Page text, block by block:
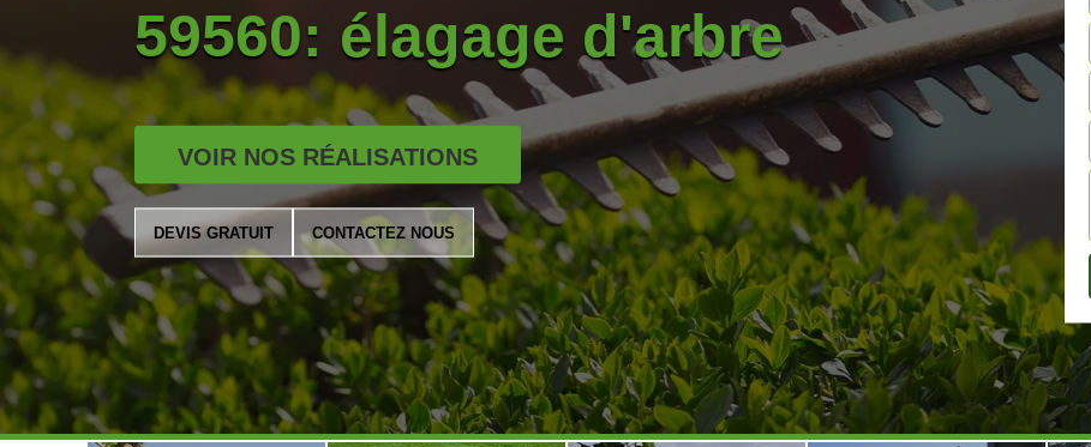
59560: élagage d'arbre
VOIR NOS RÉALISATIONS
DEVIS GRATUIT CONTACTEZ NOUS